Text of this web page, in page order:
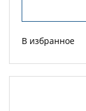
В избранное